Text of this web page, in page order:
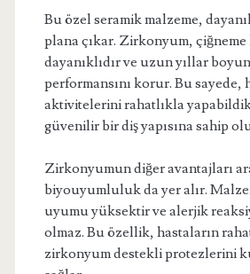
Bu özel seramik malzeme,
plana çıkar. Zirkonyum,
dayanıklıdır ve uzun yıllar
performansını korur. Bu
aktivitelerini rahatlıkla
güvenilir bir diş yapısına sahip
Zirkonyumun diğer avantajları
biyouyumluluk da yer alır.
uyumu yüksektir ve alerjik
olmaz. Bu özellik, hastaların
zirkonyum destekli protezlerini